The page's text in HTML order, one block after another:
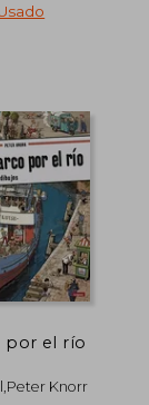
por el río
Knorr